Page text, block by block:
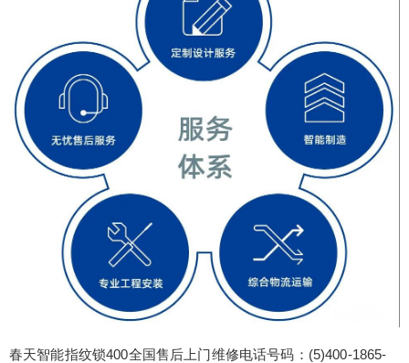
春天智能指纹锁400全国售后上门维修电话号码：(5)400-1865-